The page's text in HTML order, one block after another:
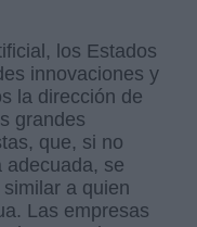
los Estados
innovaciones y
la dirección de
grandes
que, si no
adecuada, se
a quien
Las empresas